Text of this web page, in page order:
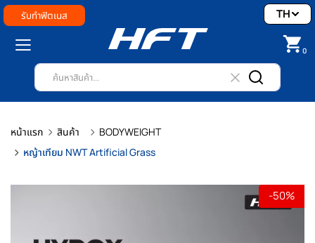
รับทำฟิตเนส
0
TH
หน้าแรก สินค้า
BODYWEIGHT
หญ้าเทียม NWT Artificial Grass
-50%